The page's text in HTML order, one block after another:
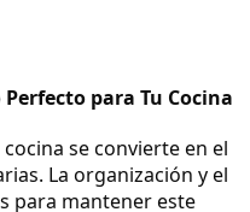
para Tu Cocina
se convierte en el
La organización y el
para mantener este